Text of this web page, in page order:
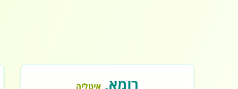
רומא, איטליה